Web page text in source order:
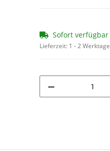
Sofort verfügbar
Lieferzeit: 1 - 2 Werktage